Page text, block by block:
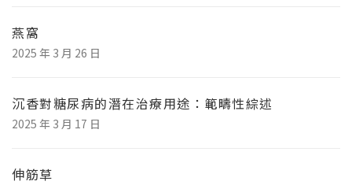
燕窩
2025 年 3 月 26 日
沉香對糖尿病的潛在治療用途：範疇性綜述
2025 年 3 月 17 日
伸筋草